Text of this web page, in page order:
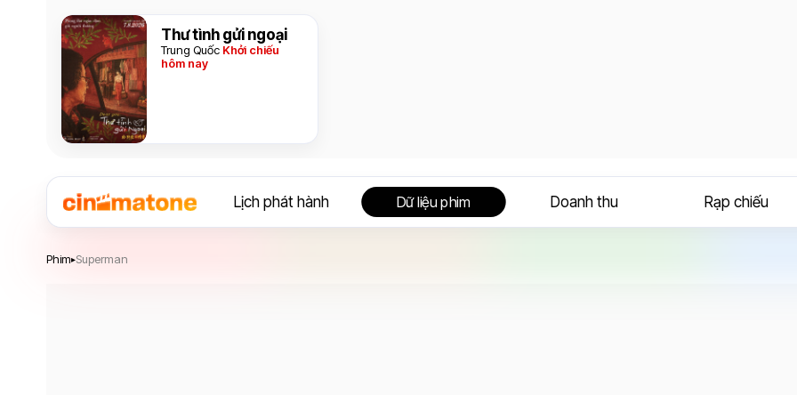
Thư tình gửi ngoại
Trung Quốc Khởi chiếu
hôm nay
Lịch phát hành Dữ liệu phim Doanh thu Rạp chiếu
Phim▸Superman